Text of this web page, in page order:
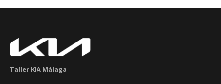
Taller KIA Málaga